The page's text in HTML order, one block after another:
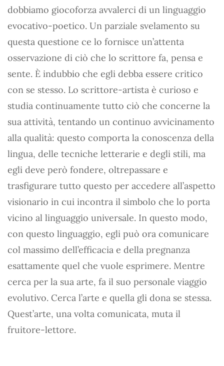
dobbiamo giocoforza avvalerci di un linguaggio
evocativo-poetico. Un parziale svelamento su
questa questione ce lo fornisce un’attenta
osservazione di ciò che lo scrittore fa, pensa e
sente. È indubbio che egli debba essere critico
con se stesso. Lo scrittore-artista è curioso e
studia continuamente tutto ciò che concerne la
sua attività, tentando un continuo avvicinamento
alla qualità: questo comporta la conoscenza della
lingua, delle tecniche letterarie e degli stili, ma
egli deve però fondere, oltrepassare e
trasfigurare tutto questo per accedere all’aspetto
visionario in cui incontra il simbolo che lo porta
vicino al linguaggio universale. In questo modo,
con questo linguaggio, egli può ora comunicare
col massimo dell’efficacia e della pregnanza
esattamente quel che vuole esprimere. Mentre
cerca per la sua arte, fa il suo personale viaggio
evolutivo. Cerca l’arte e quella gli dona se stessa.
Quest’arte, una volta comunicata, muta il
fruitore-lettore.